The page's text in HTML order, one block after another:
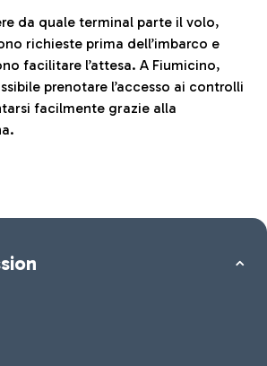
da quale terminal parte il volo,
richieste prima dell’imbarco e
facilitare l’attesa. A Fiumicino,
prenotare l’accesso ai controlli
facilmente grazie alla